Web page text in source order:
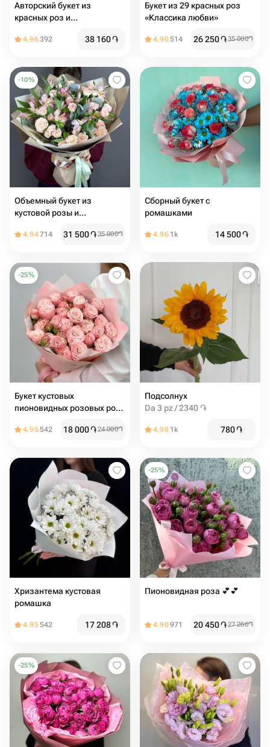
Авторский букет из
красных роз и
Любви»
4.96392 38 160֏
Букет из 29 красных роз
«Классика любви»
4.90514 26 250֏35 000֏
-10%
Объемный букет из
кустовой розы и
4.94714 31 500֏35 000֏
Сборный букет с
ромашками
4.96 1k 14 500֏
-25%
Букет кустовых
пионовидных розовых роз
4.95542 18 000֏24 000֏
Подсолнух
Da 3 pz / 2340 ֏
4.98 1k 780֏
Хризантема кустовая
ромашка
4.95542 17 208֏
-25%
Пионовидная роза 💕💕
4.90971 20 450֏27 266֏
-25%